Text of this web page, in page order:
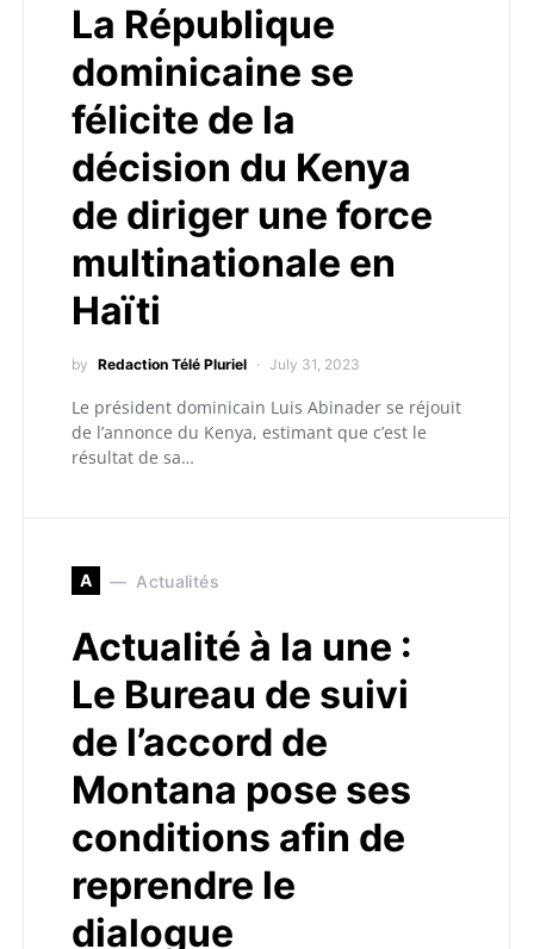
La République
dominicaine se
félicite de la
décision du Kenya
de diriger une force
multinationale en
Haïti
by Redaction Télé Pluriel July 31, 2023
Le président dominicain Luis Abinader se réjouit
de l’annonce du Kenya, estimant que c’est le
résultat de sa…
A Actualités
Actualité à la une :
Le Bureau de suivi
de l’accord de
Montana pose ses
conditions afin de
reprendre le
dialogue